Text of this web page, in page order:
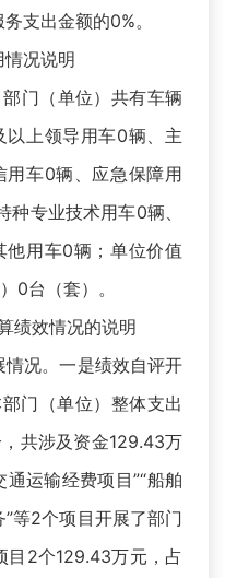
支出金额的0%。
况说明
门（单位）共有车辆
上领导用车0辆、主
车0辆、应急保障用
专业技术用车0辆、
用车0辆；单位价值
0台（套）。
效情况的说明
况。一是绩效自评开
门（单位）整体支出
共涉及资金129.43万
运输经费项目”“船舶
等2个项目开展了部门
目2个129.43万元，占